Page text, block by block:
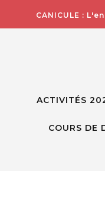
CANICULE :
ACTIVITÉS
COURS DE